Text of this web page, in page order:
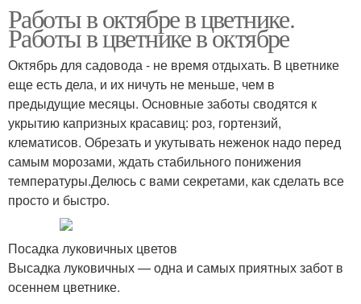
Работы в октябре в цветнике.
Работы в цветнике в октябре
Октябрь для садовода - не время отдыхать. В цветнике
еще есть дела, и их ничуть не меньше, чем в
предыдущие месяцы. Основные заботы сводятся к
укрытию капризных красавиц: роз, гортензий,
клематисов. Обрезать и укутывать неженок надо перед
самым морозами, ждать стабильного понижения
температуры.Делюсь с вами секретами, как сделать все
просто и быстро.
Посадка луковичных цветов
Высадка луковичных — одна и самых приятных забот в
осеннем цветнике.